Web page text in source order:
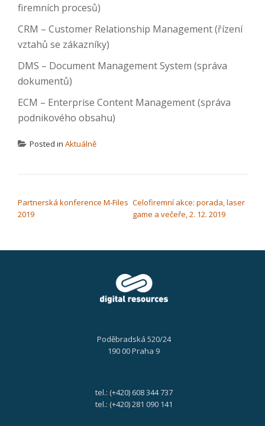
firemních procesů)
CRM – Customer Relationship Management (řízení
vztahů se zákazníky)
DMS – Document Management System (správa
dokumentů)
ECM – Enterprise Content Management (správa
podnikového obsahu)
Posted in Aktuálně
Partnerská konference M-Files
2019
Celofiremní akce: porada, laser
game a večeře, 2. 12. 2019
Poděbradská 520/24
190 00 Praha 9
tel.: (+420) 608 344 737
tel.: (+420) 281 090 141